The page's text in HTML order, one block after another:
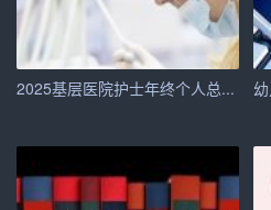
足，主要包括：
1. 工作效率有待提升：在某些
可能会出现处理不及时的情况。
2. 专业技能需加强：随着公司业
专业技能要求也越来越高。特别
2025基层医院护士年终个人总...